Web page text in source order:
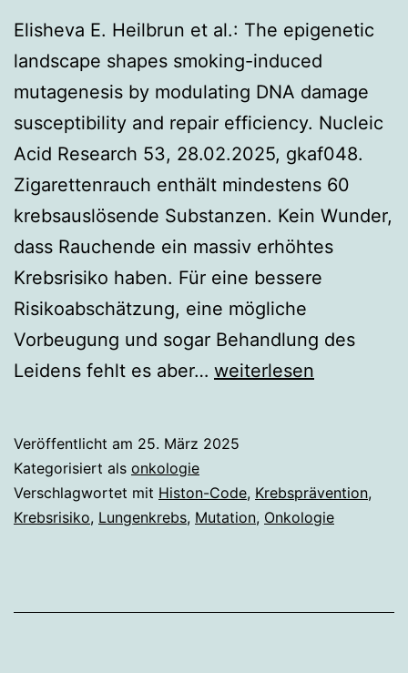
Elisheva E. Heilbrun et al.: The epigenetic
landscape shapes smoking-induced
mutagenesis by modulating DNA damage
susceptibility and repair efficiency. Nucleic
Acid Research 53, 28.02.2025, gkaf048.
Zigarettenrauch enthält mindestens 60
krebsauslösende Substanzen. Kein Wunder,
dass Rauchende ein massiv erhöhtes
Krebsrisiko haben. Für eine bessere
Risikoabschätzung, eine mögliche
Vorbeugung und sogar Behandlung des
Leidens fehlt es aber… Epigenetik
Rauchen
Krebs
weiterlesen
Veröffentlicht am 25. März 2025
Kategorisiert als onkologie
Verschlagwortet mit Histon-Code, Krebsprävention,
Krebsrisiko, Lungenkrebs, Mutation, Onkologie